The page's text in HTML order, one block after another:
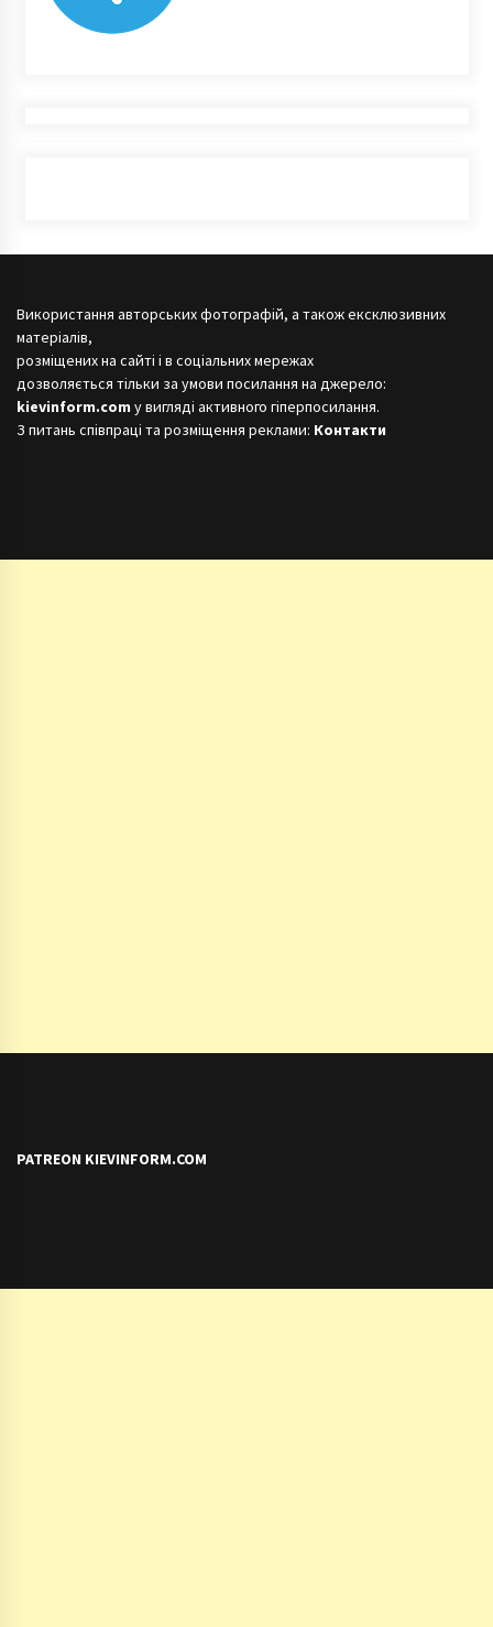
Використання авторських фотографій, а також ексклюзивних
матеріалів,
розміщених на сайті і в соціальних мережах
дозволяється тільки за умови посилання на джерело:
kievinform.com у вигляді активного гіперпосилання.
З питань співпраці та розміщення реклами: Контакти
PATREON KIEVINFORM.COM